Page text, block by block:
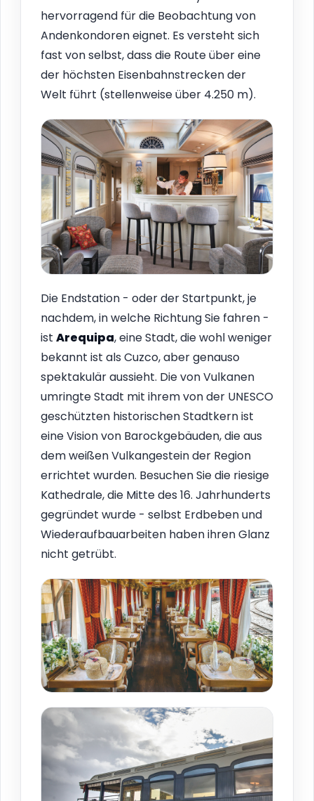
hervorragend für die Beobachtung von
Andenkondoren eignet. Es versteht sich
fast von selbst, dass die Route über eine
der höchsten Eisenbahnstrecken der
Welt führt (stellenweise über 4.250 m).
Die Endstation - oder der Startpunkt, je
nachdem, in welche Richtung Sie fahren -
ist Arequipa, eine Stadt, die wohl weniger
bekannt ist als Cuzco, aber genauso
spektakulär aussieht. Die von Vulkanen
umringte Stadt mit ihrem von der UNESCO
geschützten historischen Stadtkern ist
eine Vision von Barockgebäuden, die aus
dem weißen Vulkangestein der Region
errichtet wurden. Besuchen Sie die riesige
Kathedrale, die Mitte des 16. Jahrhunderts
gegründet wurde - selbst Erdbeben und
Wiederaufbauarbeiten haben ihren Glanz
nicht getrübt.